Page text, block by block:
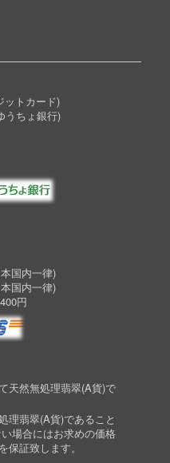
ットカード)
うちょ銀行)
内一律)
国内一律)
円
天然無処理翡翠(A貨)で
理翡翠(A貨)であること
場合にはお求めの価格
証致します。